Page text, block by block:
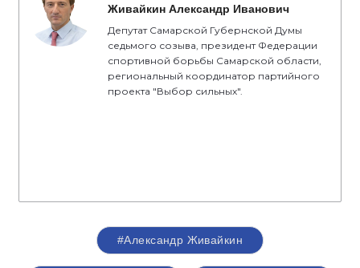
Живайкин Александр Иванович
Депутат Самарской Губернской Думы
седьмого созыва, президент Федерации
спортивной борьбы Самарской области,
региональный координатор партийного
проекта "Выбор сильных".
#Александр Живайкин